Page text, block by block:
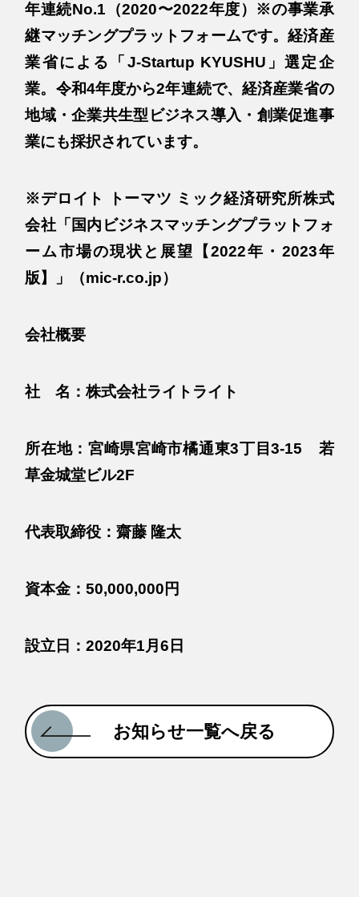
年連続No.1（2020〜2022年度）※の事業承
継マッチングプラットフォームです。経済産
業省による「J-Startup KYUSHU」選定企
業。令和4年度から2年連続で、経済産業省の
地域・企業共生型ビジネス導入・創業促進事
業にも採択されています。
※デロイト トーマツ ミック経済研究所株式
会社「国内ビジネスマッチングプラットフォ
ーム市場の現状と展望【2022年・2023年
版】」（mic-r.co.jp）
会社概要
社 名：株式会社ライトライト
所在地：宮崎県宮崎市橘通東3丁目3-15 若
草金城堂ビル2F
代表取締役：齋藤 隆太
資本金：50,000,000円
設立日：2020年1月6日
お知らせ一覧へ戻る